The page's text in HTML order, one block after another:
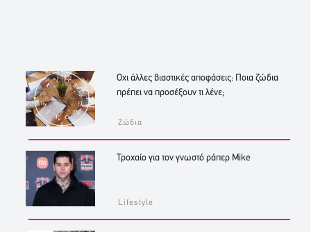
Όχι άλλες βιαστικές αποφάσεις: Ποια ζώδια
πρέπει να προσέξουν τι λένε;
Ζώδια
Τροχαίο για τον γνωστό ράπερ Mike
Lifestyle